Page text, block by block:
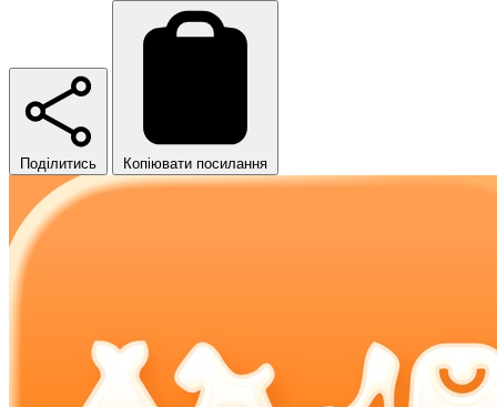
Поділитись Копіювати посилання